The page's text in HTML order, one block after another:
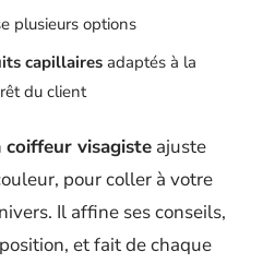
plusieurs options
capillaires adaptés à la
du client
coiffeur visagiste ajuste
pour coller à votre
Il affine ses conseils,
et fait de chaque